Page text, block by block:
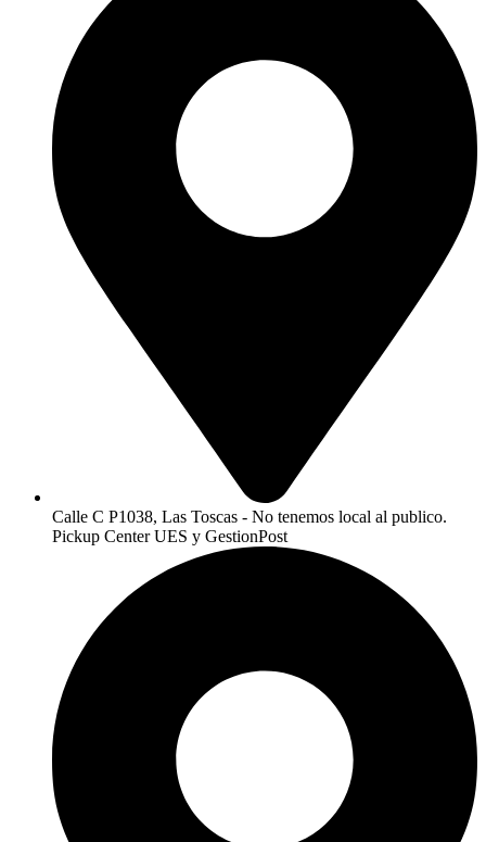
Calle C P1038, Las Toscas - No tenemos local al publico.
Pickup Center UES y GestionPost